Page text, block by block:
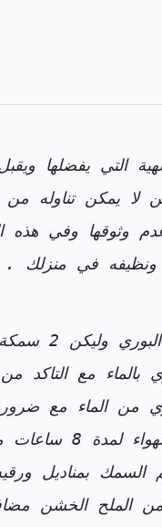
التي يفضلها
لا يمكن تناوله
وثوقها وفي هذه
ونظيفه في منزلك .
سمكة بوزن 1 كيلو .
بالماء مع التاكد
من الماء مع
ضرورة تقليبها .
السمك بمناديل
الخشن